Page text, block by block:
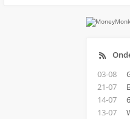
03-08
21-07
14-07
13-07